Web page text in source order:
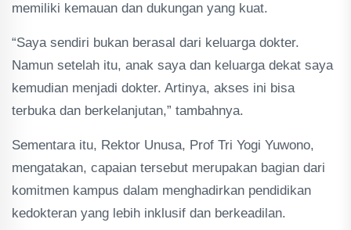
memiliki kemauan dan dukungan yang kuat.
“Saya sendiri bukan berasal dari keluarga dokter.
Namun setelah itu, anak saya dan keluarga dekat saya
kemudian menjadi dokter. Artinya, akses ini bisa
terbuka dan berkelanjutan,” tambahnya.
Sementara itu, Rektor Unusa, Prof Tri Yogi Yuwono,
mengatakan, capaian tersebut merupakan bagian dari
komitmen kampus dalam menghadirkan pendidikan
kedokteran yang lebih inklusif dan berkeadilan.